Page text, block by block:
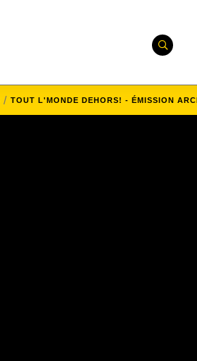
TOUT L'MONDE DEHORS! - ÉMISSION